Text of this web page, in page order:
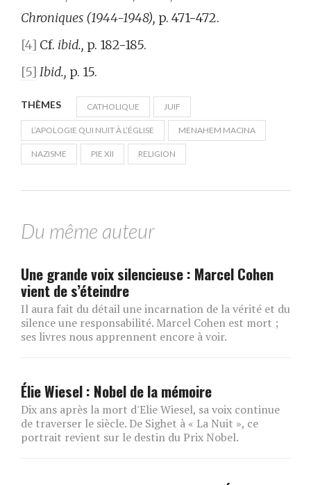
Chroniques (1944-1948), p. 471-472.
[4] Cf. ibid., p. 182-185.
[5] Ibid., p. 15.
THÈMES CATHOLIQUE JUIF
L’APOLOGIE QUI NUIT À L’ÉGLISE MENAHEM MACINA
NAZISME PIE XII RELIGION
Du même auteur
Une grande voix silencieuse : Marcel Cohen
vient de s’éteindre
Il aura fait du détail une incarnation de la vérité et du
silence une responsabilité. Marcel Cohen est mort ;
ses livres nous apprennent encore à voir.
Élie Wiesel : Nobel de la mémoire
Dix ans après la mort d'Elie Wiesel, sa voix continue
de traverser le siècle. De Sighet à « La Nuit », ce
portrait revient sur le destin du Prix Nobel.